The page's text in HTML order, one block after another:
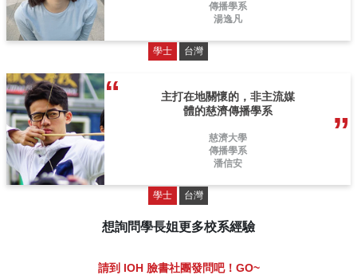
傳播學系
湯逸凡
學士 台灣
主打在地關懷的，非主流媒
體的慈濟傳播學系
慈濟大學
傳播學系
潘信安
學士 台灣
想詢問學長姐更多校系經驗
請到 IOH 臉書社團發問吧！GO~